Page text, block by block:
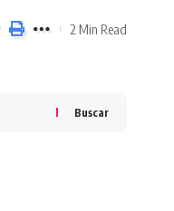
2 Min Read
Buscar